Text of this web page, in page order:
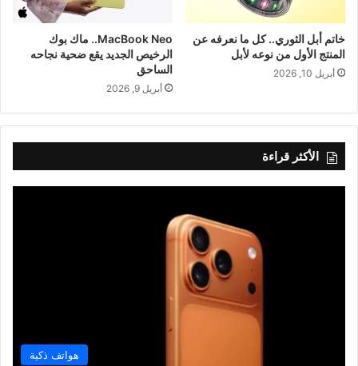
خاتم أبل الثوري.. كل ما نعرفه عن
المنتج الأول من نوعه لأبل
أبريل 10, 2026
MacBook Neo.. ماك بوك
الرخيص الجديد يقع ضحية نجاحه
الساحق
أبريل 9, 2026
الأكثر قراءة
هواتف ذكية